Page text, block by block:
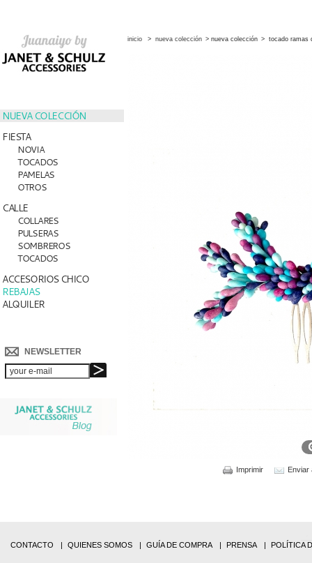
NUEVA COLECCIÓN
FIESTA
NOVIA
TOCADOS
PAMELAS
OTROS
CALLE
COLLARES
PULSERAS
SOMBREROS
TOCADOS
ACCESORIOS CHICO
REBAJAS
ALQUILER
NEWSLETTER
inicio > nueva colección > nueva colección > tocado ramas
Enviar
Imprimir
CONTACTO QUIENES SOMOS GUÍA DE COMPRA PRENSA POLÍTICA